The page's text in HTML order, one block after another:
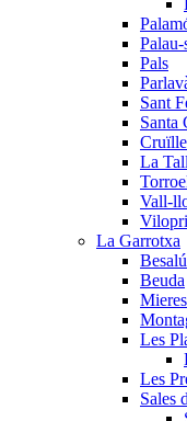
Palau-
Pals
Sant
Santa
La
Vall-
La Garrotxa
Besalú
Beuda
Mieres
Les
Les
Sales